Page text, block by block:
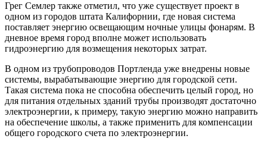
Грег Семлер также отметил, что уже существует проект в
одном из городов штата Калифорнии, где новая система
поставляет энергию освещающим ночные улицы фонарям. В
дневное время город вполне может использовать
гидроэнергию для возмещения некоторых затрат.
В одном из трубопроводов Портленда уже внедрены новые
системы, вырабатывающие энергию для городской сети.
Такая система пока не способна обеспечить целый город, но
для питания отдельных зданий трубы производят достаточно
электроэнергии, к примеру, такую энергию можно направить
на обеспечение школы, а также применить для компенсации
общего городского счета по электроэнергии.